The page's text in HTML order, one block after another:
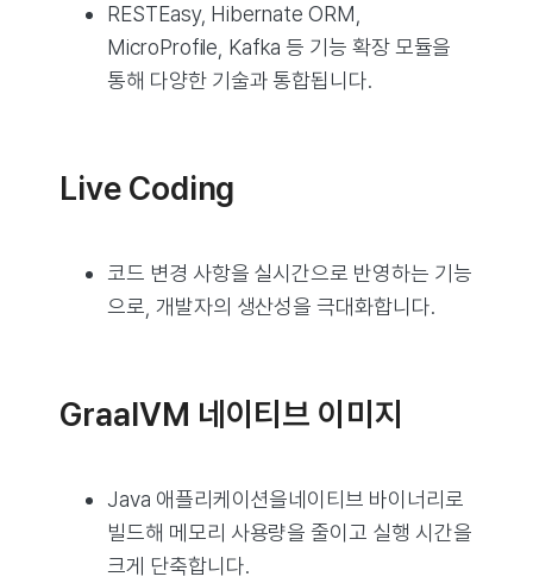
RESTEasy, Hibernate ORM,
MicroProfile, Kafka 등 기능 확장 모듈을
통해 다양한 기술과 통합됩니다.
Live Coding
코드 변경 사항을 실시간으로 반영하는 기능
으로, 개발자의 생산성을 극대화합니다.
GraalVM 네이티브 이미지
Java 애플리케이션을네이티브 바이너리로
빌드해 메모리 사용량을 줄이고 실행 시간을
크게 단축합니다.